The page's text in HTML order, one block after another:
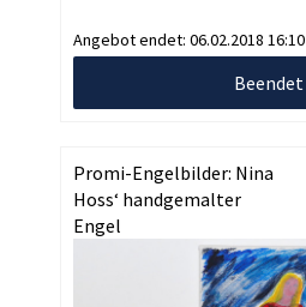
Angebot endet: 06.02.2018 16:10
Beendet
Promi-Engelbilder: Nina
Hoss‘ handgemalter
Engel